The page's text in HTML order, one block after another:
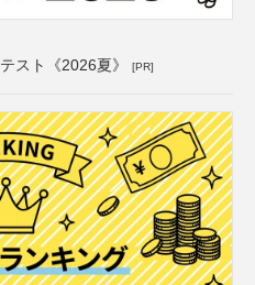
スト《2026夏》 [PR]